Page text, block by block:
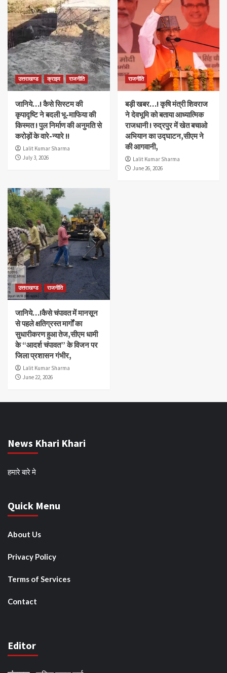
उत्तराखण्ड क्राइम राजनीति
जानिये…! कैसे सिस्टम की
कृपादृष्टि ने बदली भू-माफिया की
किस्मत ! पुल निर्माण की अनुमति से
करोड़ों के वारे-न्यारे !!
Lalit Kumar Sharma
July 3, 2026
राजनीति
बड़ी खबर…! कृषि मंत्री शिवराज
ने देवभूमि को बताया आध्यात्मिक
राजधानी ! रुद्रपुर में खेत बचाओ
अभियान का उद्घाटन,सीएम ने
की आगवानी,
Lalit Kumar Sharma
June 26, 2026
उत्तराखण्ड राजनीति
जानिये…!कैसे चंपावत में मानसून
से पहले क्षतिग्रस्त मार्गों का
सुधारीकरण हुआ तेज,सीएम धामी
के “आदर्श चंपावत” के विजन पर
जिला प्रशासन गंभीर,
Lalit Kumar Sharma
June 22, 2026
News Khari Khari
हमारे बारे मे
Quick Menu
About Us
Privacy Policy
Terms of Services
Contact
Editor